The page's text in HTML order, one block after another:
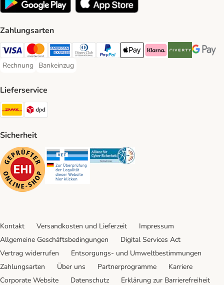
Zahlungsarten
Visa Payment Method
Mastercard Payment Method
American Express Payment Method
Diners Club Payment Method
PayPal Payment Method
Apple Pay Payment Method
Klarna Payment Method
Riverty Payment
Google
Rechnung
Rechnung Payment Method
Bankeinzug
Bankeinzug Payment Method
Lieferservice
DHL Shipping Method
Sicherheit
Security Security Security
Kontakt Versandkosten und Lieferzeit
Impressum
Allgemeine Geschäftsbedingungen
Digital Services Act
Vertrag widerrufen
Entsorgungs- und Umweltbestimmungen
Zahlungsarten
Über uns Partnerprogramme
Karriere
Corporate Website
Datenschutz Erklärung zur Barrierefreiheit